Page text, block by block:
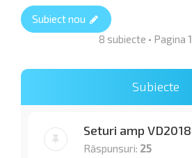
Subiect nou
8 subiecte • Pagina 1
Subiecte
Seturi amp VD2018
Răspunsuri: 25